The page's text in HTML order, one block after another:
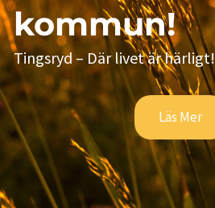
kommun!
Tingsryd – Där livet är härligt!
Läs Mer